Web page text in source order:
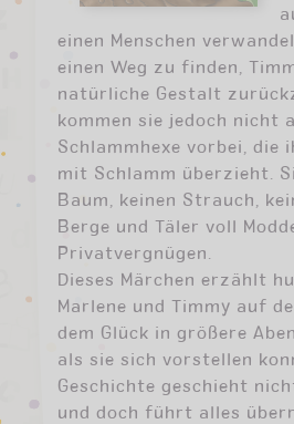
einen Menschen
einen Weg zu finden,
natürliche Gestalt
kommen sie jedoch nicht
Schlammhexe vorbei, die
mit Schlamm überzieht.
Baum, keinen Strauch,
Berge und Täler voll
Privatvergnügen.
Dieses Märchen erzählt
Marlene und Timmy auf
dem Glück in größere
als sie sich vorstellen
Geschichte geschieht
und doch führt alles